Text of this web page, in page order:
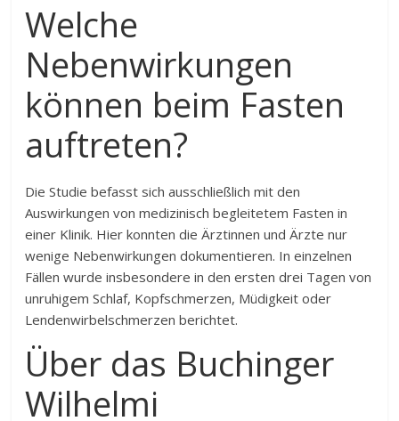
Welche
Nebenwirkungen
können beim Fasten
auftreten?
Die Studie befasst sich ausschließlich mit den
Auswirkungen von medizinisch begleitetem Fasten in
einer Klinik. Hier konnten die Ärztinnen und Ärzte nur
wenige Nebenwirkungen dokumentieren. In einzelnen
Fällen wurde insbesondere in den ersten drei Tagen von
unruhigem Schlaf, Kopfschmerzen, Müdigkeit oder
Lendenwirbelschmerzen berichtet.
Über das Buchinger
Wilhelmi